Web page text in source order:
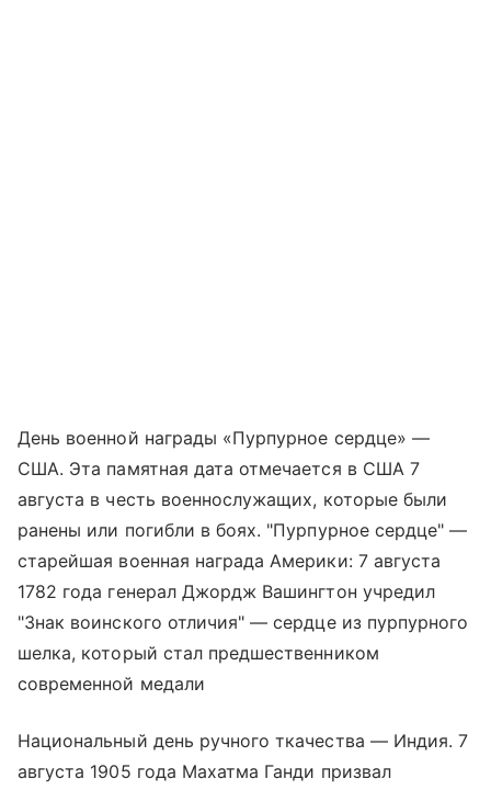
День военной награды «Пурпурное сердце» —
США. Эта памятная дата отмечается в США 7
августа в честь военнослужащих, которые были
ранены или погибли в боях. "Пурпурное сердце" —
старейшая военная награда Америки: 7 августа
1782 года генерал Джордж Вашингтон учредил
"Знак воинского отличия" — сердце из пурпурного
шелка, который стал предшественником
современной медали
Национальный день ручного ткачества — Индия. 7
августа 1905 года Махатма Ганди призвал